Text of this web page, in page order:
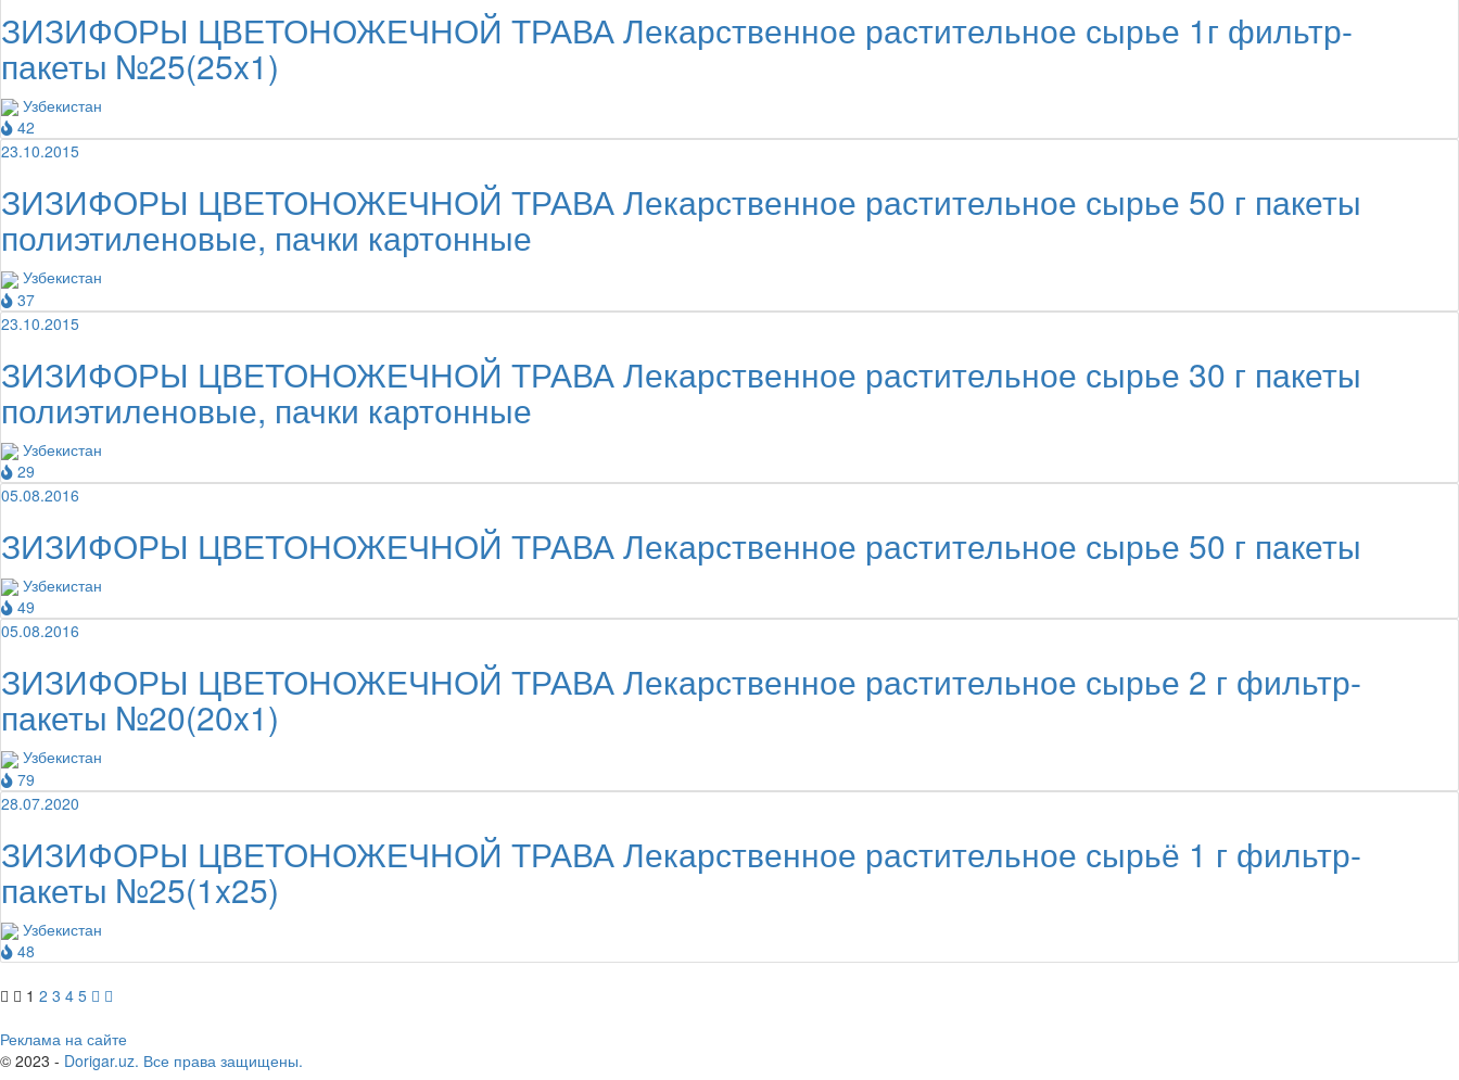
ЗИЗИФОРЫ ЦВЕТОНОЖЕЧНОЙ ТРАВА Лекарственное растительное сырье 1г фильтр-
пакеты №25(25x1)
Узбекистан
42
23.10.2015
ЗИЗИФОРЫ ЦВЕТОНОЖЕЧНОЙ ТРАВА Лекарственное растительное сырье 50 г пакеты
полиэтиленовые, пачки картонные
Узбекистан
37
23.10.2015
ЗИЗИФОРЫ ЦВЕТОНОЖЕЧНОЙ ТРАВА Лекарственное растительное сырье 30 г пакеты
полиэтиленовые, пачки картонные
Узбекистан
29
05.08.2016
ЗИЗИФОРЫ ЦВЕТОНОЖЕЧНОЙ ТРАВА Лекарственное растительное сырье 50 г пакеты
Узбекистан
49
05.08.2016
ЗИЗИФОРЫ ЦВЕТОНОЖЕЧНОЙ ТРАВА Лекарственное растительное сырье 2 г фильтр-
пакеты №20(20x1)
Узбекистан
79
28.07.2020
ЗИЗИФОРЫ ЦВЕТОНОЖЕЧНОЙ ТРАВА Лекарственное растительное сырьё 1 г фильтр-
пакеты №25(1x25)
Узбекистан
48
1 2 3 4 5
Реклама на сайте
© 2023 - Dorigar.uz. Все права защищены.